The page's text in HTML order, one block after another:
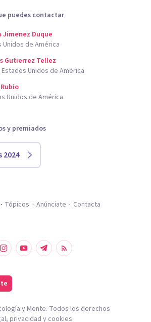
puedes contactar
Jimenez Duque
Unidos de América
Gutierrez Tellez
Unidos de América
Unidos de América
y premiados
2024
Tópicos Anúnciate Contacta
y Mente. Todos los derechos
, privacidad y cookies.